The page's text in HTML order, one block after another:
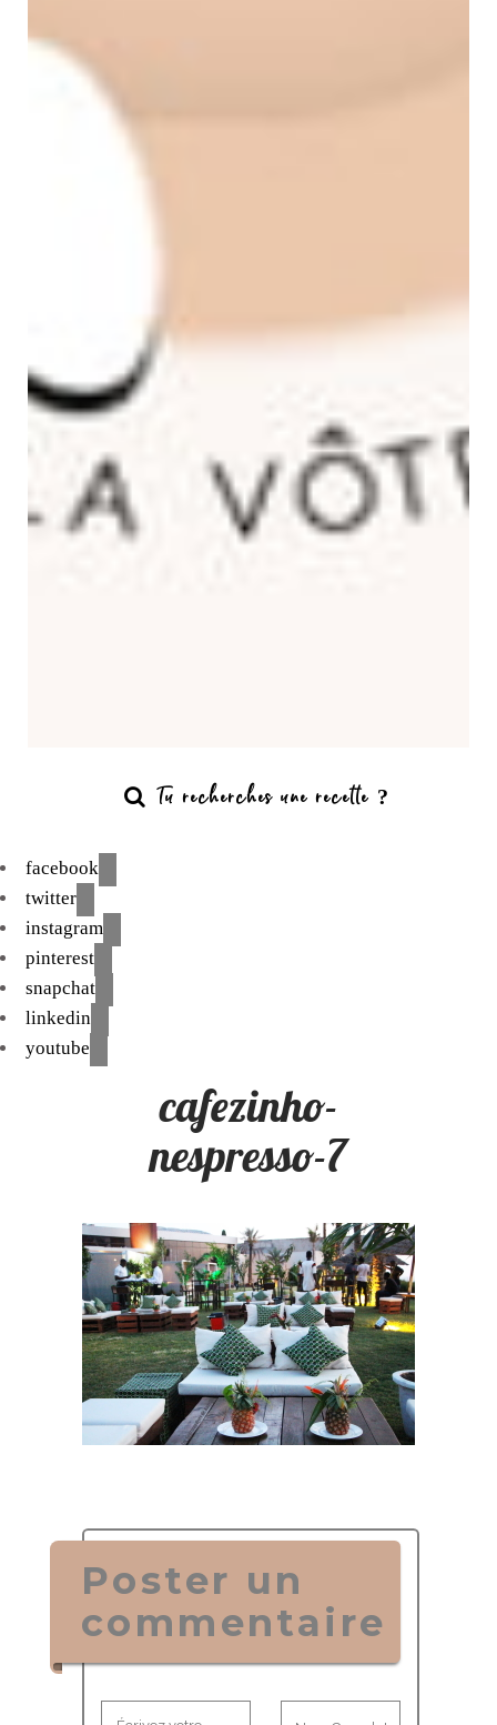
facebook
twitter
instagram
pinterest
snapchat
linkedin
youtube
cafezinho-
nespresso-7
Poster un
commentaire